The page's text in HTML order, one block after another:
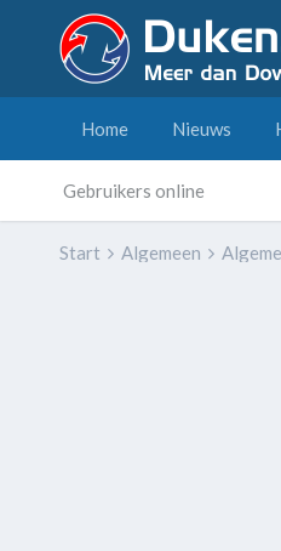
Home Nieuws
Gebruikers online
Start Algemeen